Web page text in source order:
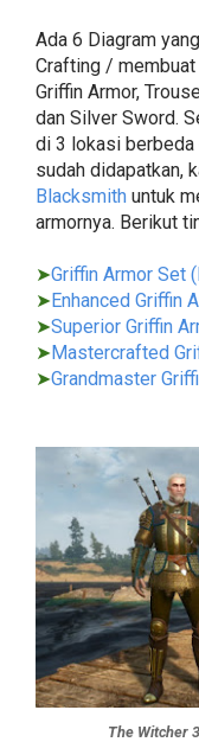
Ada 6 Diagram
Crafting /
Griffin Armor,
dan Silver Sword.
di 3 lokasi
sudah didapatkan,
Blacksmith untuk
armornya. Berikut
➤Griffin Armor Set
➤Enhanced Griffin
➤Superior Griffin
➤Mastercrafted
➤Grandmaster
The Witcher